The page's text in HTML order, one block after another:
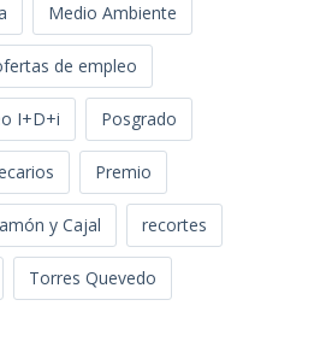
Medio Ambiente
de empleo
I+D+i Posgrado
Premio
y Cajal recortes
Torres Quevedo